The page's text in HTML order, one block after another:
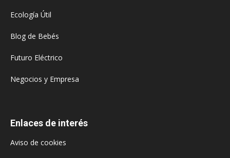
Ecología Útil
Blog de Bebés
Futuro Eléctrico
Negocios y Empresa
Enlaces de interés
Aviso de cookies